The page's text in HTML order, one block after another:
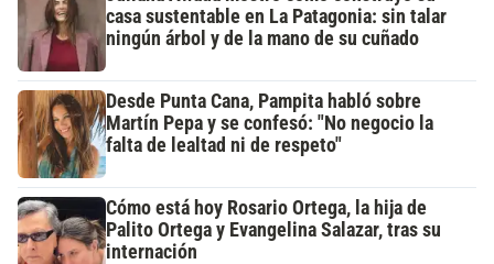
casa sustentable en La Patagonia: sin talar
ningún árbol y de la mano de su cuñado
Desde Punta Cana, Pampita habló sobre
Martín Pepa y se confesó: "No negocio la
falta de lealtad ni de respeto"
Cómo está hoy Rosario Ortega, la hija de
Palito Ortega y Evangelina Salazar, tras su
internación